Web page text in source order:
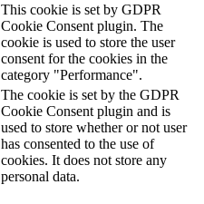
This cookie is set by GDPR
Cookie Consent plugin. The
cookie is used to store the user
consent for the cookies in the
category "Performance".
The cookie is set by the GDPR
Cookie Consent plugin and is
used to store whether or not user
has consented to the use of
cookies. It does not store any
personal data.